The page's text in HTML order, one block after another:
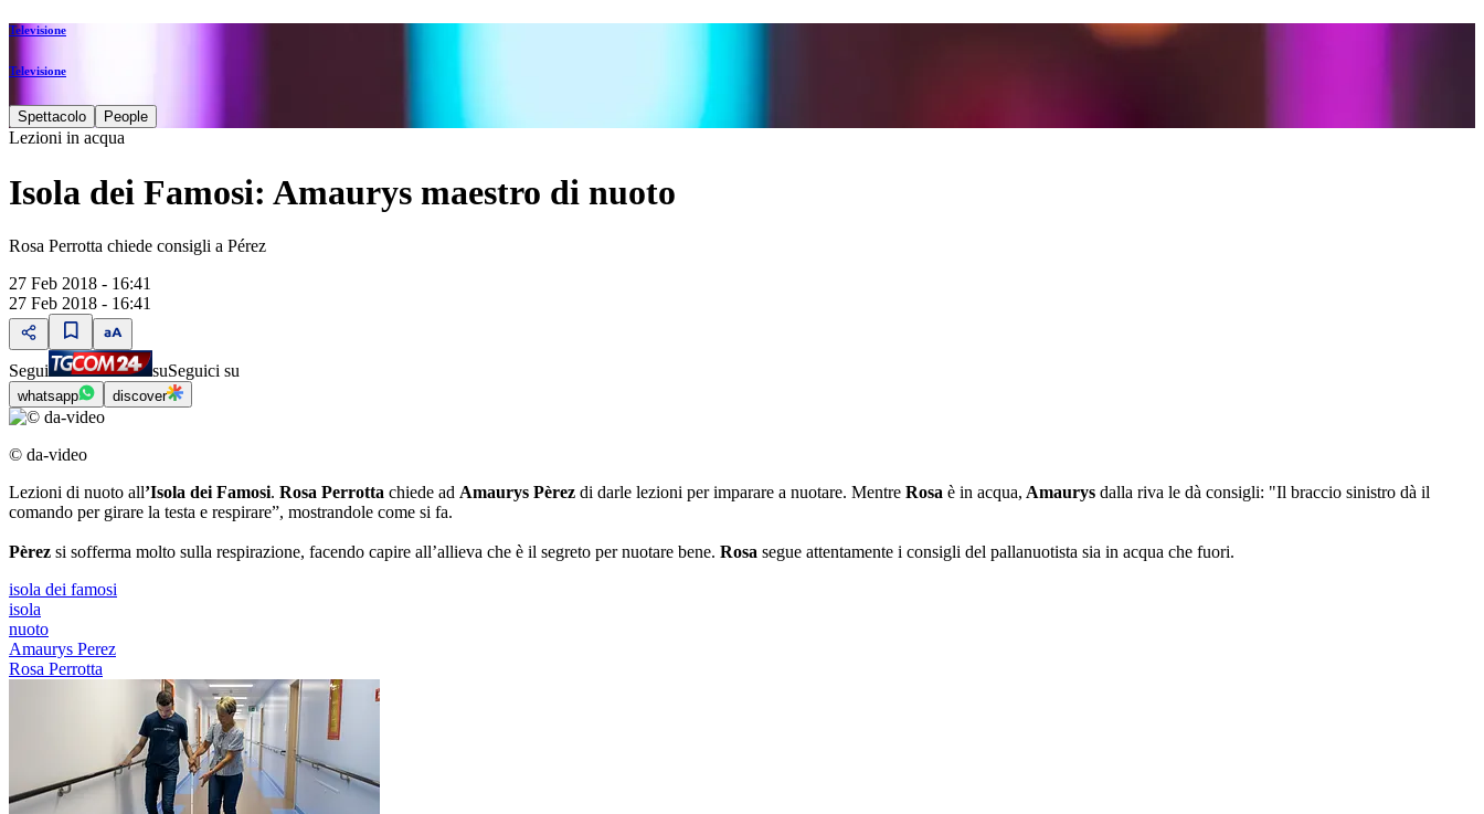
Televisione
Televisione
Spettacolo People
Lezioni in acqua
Isola dei Famosi: Amaurys maestro di nuoto
Rosa Perrotta chiede consigli a Pérez
27 Feb 2018 - 16:41
27 Feb 2018 - 16:41
Segui suSeguici su
whatsapp discover
© da-video
Lezioni di nuoto all’Isola dei Famosi. Rosa Perrotta chiede ad Amaurys Pèrez di darle lezioni per imparare a nuotare. Mentre Rosa è in acqua, Amaurys dalla riva le dà consigli: "Il braccio sinistro dà il
comando per girare la testa e respirare”, mostrandole come si fa.
Pèrez si sofferma molto sulla respirazione, facendo capire all’allieva che è il segreto per nuotare bene. Rosa segue attentamente i consigli del pallanuotista sia in acqua che fuori.
isola dei famosi
isola
nuoto
Amaurys Perez
Rosa Perrotta